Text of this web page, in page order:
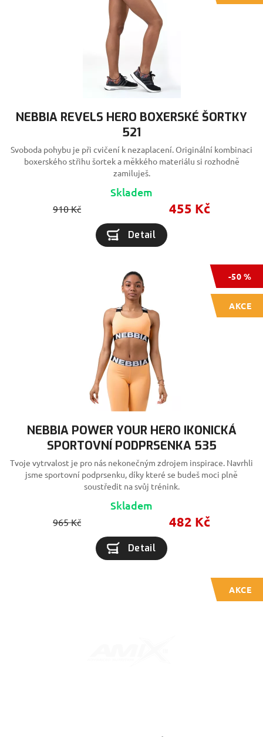
NEBBIA REVELS HERO BOXERSKÉ ŠORTKY
521
Svoboda pohybu je při cvičení k nezaplacení. Originální kombinaci
boxerského střihu šortek a měkkého materiálu si rozhodně
zamiluješ.
Skladem
910 Kč 455 Kč
Detail
-50 %
AKCE
NEBBIA POWER YOUR HERO IKONICKÁ
SPORTOVNÍ PODPRSENKA 535
Tvoje vytrvalost je pro nás nekonečným zdrojem inspirace. Navrhli
jsme sportovní podprsenku, díky které se budeš moci plně
soustředit na svůj trénink.
Skladem
965 Kč 482 Kč
Detail
AKCE